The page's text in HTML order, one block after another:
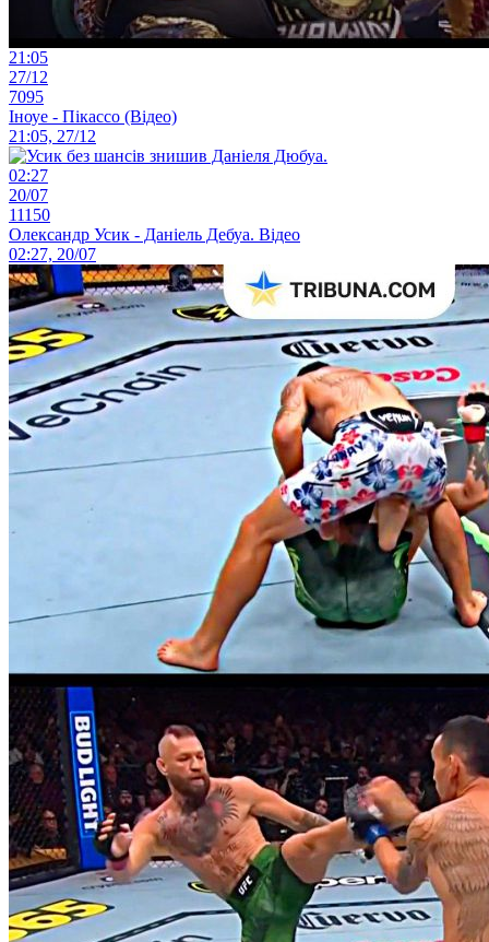
21:05
27/12
7095
Іноуе - Пікассо (Відео)
21:05, 27/12
02:27
20/07
11150
Олександр Усик - Даніель Дебуа. Відео
02:27, 20/07